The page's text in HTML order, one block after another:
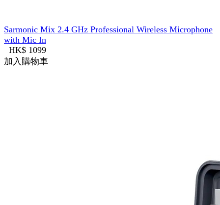
Sarmonic Mix 2.4 GHz Professional Wireless Microphone
with Mic In
HK$ 1099
加入購物車